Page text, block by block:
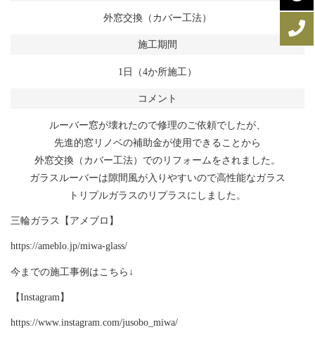
外窓交換（カバー工法）
施工期間
1日（4か所施工）
コメント
ルーバー窓が壊れたので修理のご依頼でしたが、
先進的窓リノベの補助金が使用できることから
外窓交換（カバー工法）でのリフォームをされました。
ガラスルーバーは隙間風が入りやすいので高性能なガラス
トリプルガラスのリプラスにしました。
三輪ガラス【アメブロ】
https://ameblo.jp/miwa-glass/
今までの施工事例はこちら↓
【Instagram】
https://www.instagram.com/jusobo_miwa/